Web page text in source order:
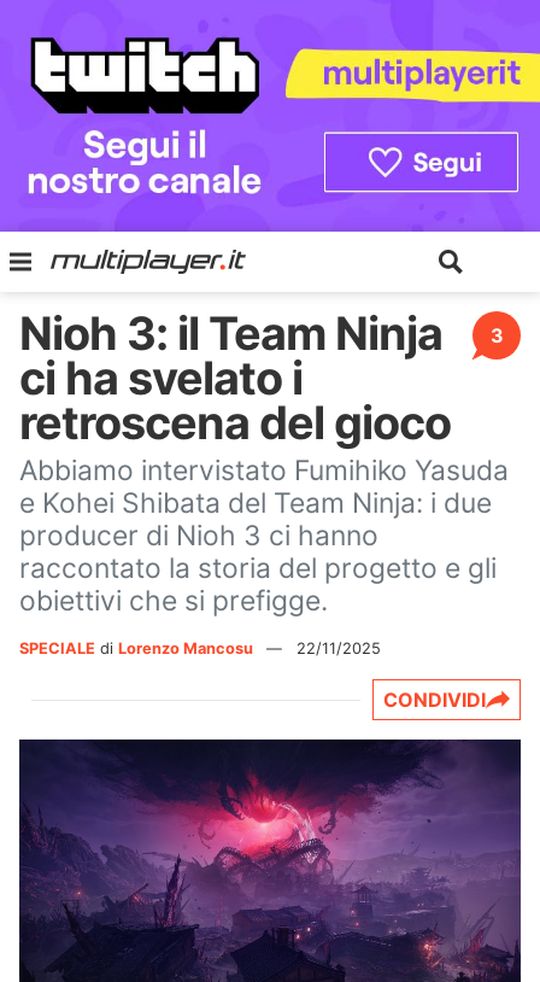
3
Nioh 3: il Team Ninja
ci ha svelato i
retroscena del gioco
Abbiamo intervistato Fumihiko Yasuda
e Kohei Shibata del Team Ninja: i due
producer di Nioh 3 ci hanno
raccontato la storia del progetto e gli
obiettivi che si prefigge.
SPECIALE di Lorenzo Mancosu — 22/11/2025
CONDIVIDI